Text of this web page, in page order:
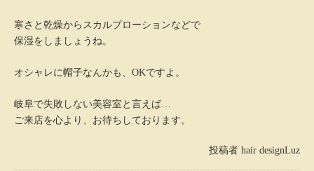
寒さと乾燥からスカルプローションなどで
保湿をしましょうね。
オシャレに帽子なんかも、OKですよ。
岐阜で失敗しない美容室と言えば…
ご来店を心より、お待ちしております。
投稿者 hair designLuz